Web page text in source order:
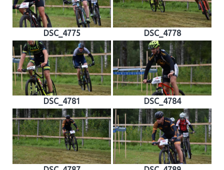
DSC_4775 DSC_4778
DSC_4781 DSC_4784